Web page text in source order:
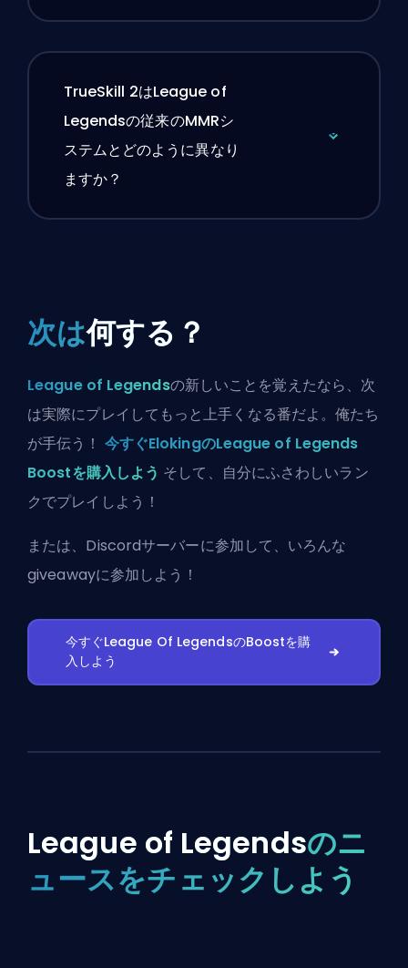
TrueSkill 2はLeague of
Legendsの従来のMMRシ
ステムとどのように異なり
ますか？
次は何する？
League of Legendsの新しいことを覚えたなら、次
は実際にプレイしてもっと上手くなる番だよ。俺たち
が手伝う！ 今すぐElokingのLeague of Legends
Boostを購入しよう そして、自分にふさわしいラン
クでプレイしよう！
または、 Discordサーバーに参加して、いろんな
giveawayに参加しよう！
今すぐLeague Of LegendsのBoostを購
入しよう
League of Legendsのニ
ュースをチェックしよう